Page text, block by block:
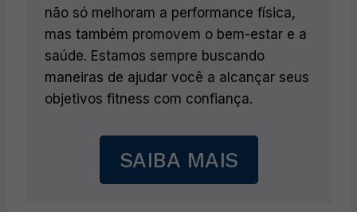
não só melhoram a performance física,
mas também promovem o bem-estar e a
saúde. Estamos sempre buscando
maneiras de ajudar você a alcançar seus
objetivos fitness com confiança.
SAIBA MAIS